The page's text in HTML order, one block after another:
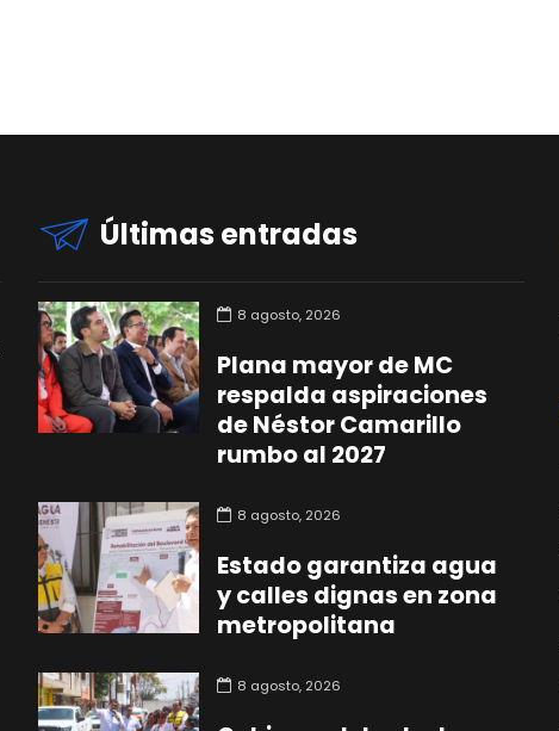
Últimas entradas
8 agosto, 2026
Plana mayor de MC
respalda aspiraciones
de Néstor Camarillo
rumbo al 2027
8 agosto, 2026
Estado garantiza agua
y calles dignas en zona
metropolitana
8 agosto, 2026